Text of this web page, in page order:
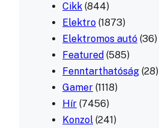
Cikk (844)
Elektro (1873)
Elektromos autó (36)
Featured (585)
Fenntarthatóság (28)
Gamer (1118)
Hír (7456)
Konzol (241)